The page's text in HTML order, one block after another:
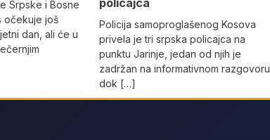
Srpske i Bosne
očekuje još
dan, ali će u
policajca
Policija samoproglašenog Kosova
privela je tri srpska policajca na
punktu Јarinje, jedan od njih je
zadržan na informativnom razgovoru,
dok […]